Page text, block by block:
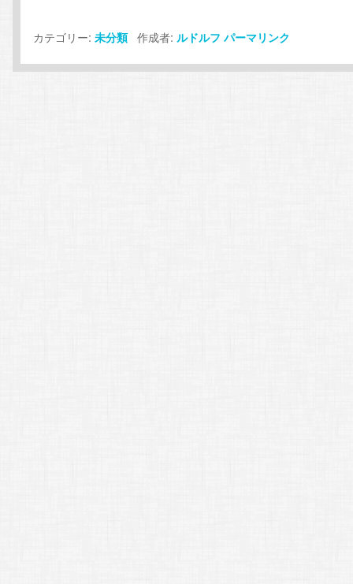
カテゴリー:未分類作成者: ルドルフ パーマリンク